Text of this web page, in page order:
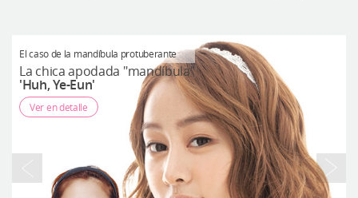
El caso de la mandíbula protuberante
La chica apodada "mandíbula"
'Huh, Ye-Eun'
Ver en detalle